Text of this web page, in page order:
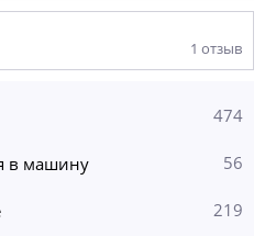
1 отзыв
474
в машину 56
219